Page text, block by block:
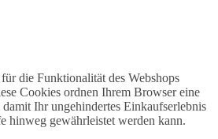
die Funktionalität des Webshops
Cookies ordnen Ihrem Browser eine
Ihr ungehindertes Einkaufserlebnis
hinweg gewährleistet werden kann.